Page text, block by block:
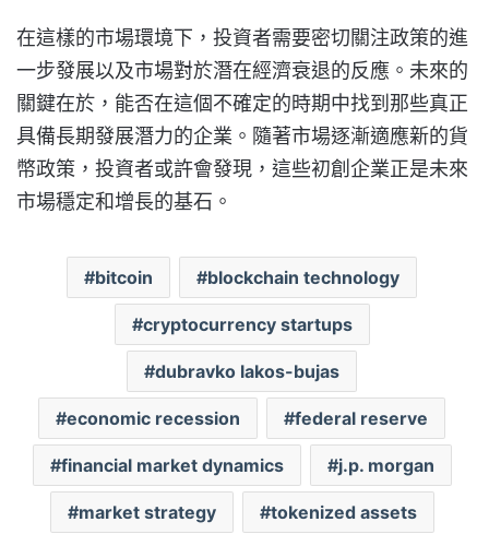
在這樣的市場環境下，投資者需要密切關注政策的進
一步發展以及市場對於潛在經濟衰退的反應。未來的
關鍵在於，能否在這個不確定的時期中找到那些真正
具備長期發展潛力的企業。隨著市場逐漸適應新的貨
幣政策，投資者或許會發現，這些初創企業正是未來
市場穩定和增長的基石。
bitcoin blockchain technology
cryptocurrency startups
dubravko lakos-bujas
economic recession federal reserve
financial market dynamics j.p. morgan
market strategy tokenized assets